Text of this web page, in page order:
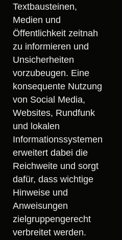
Textbausteinen,
Medien und
Öffentlichkeit zeitnah
zu informieren und
Unsicherheiten
vorzubeugen. Eine
konsequente Nutzung
von Social Media,
Websites, Rundfunk
und lokalen
Informationssystemen
erweitert dabei die
Reichweite und sorgt
dafür, dass wichtige
Hinweise und
Anweisungen
zielgruppengerecht
verbreitet werden.